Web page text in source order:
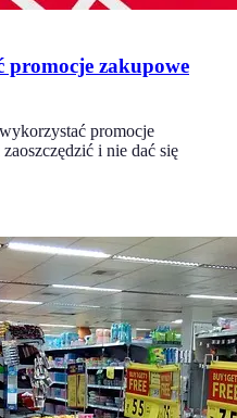
promocje zakupowe
promocje
i nie dać się